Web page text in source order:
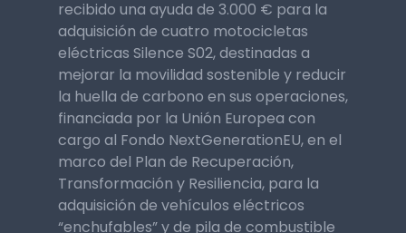
recibido una ayuda de 3.000 € para la
adquisición de cuatro motocicletas
eléctricas Silence S02, destinadas a
mejorar la movilidad sostenible y reducir
la huella de carbono en sus operaciones,
financiada por la Unión Europea con
cargo al Fondo NextGenerationEU, en el
marco del Plan de Recuperación,
Transformación y Resiliencia, para la
adquisición de vehículos eléctricos
“enchufables” y de pila de combustible